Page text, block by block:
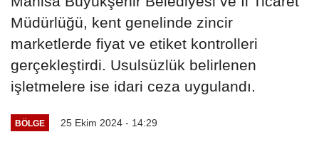
Müdürlüğü, kent genelinde zincir
marketlerde fiyat ve etiket kontrolleri
gerçekleştirdi. Usulsüzlük belirlenen
işletmelere ise idari ceza uygulandı.
BÖLGE 25 Ekim 2024 - 14:29